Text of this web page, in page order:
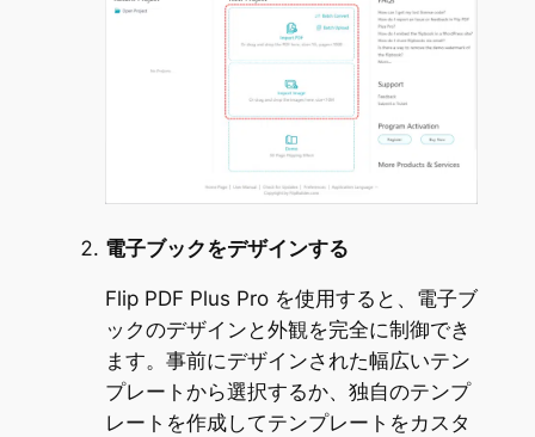
電子ブックをデザインする
Flip PDF Plus Pro を使用すると、電子ブ
ックのデザインと外観を完全に制御でき
ます。事前にデザインされた幅広いテン
プレートから選択するか、独自のテンプ
レートを作成してテンプレートをカスタ